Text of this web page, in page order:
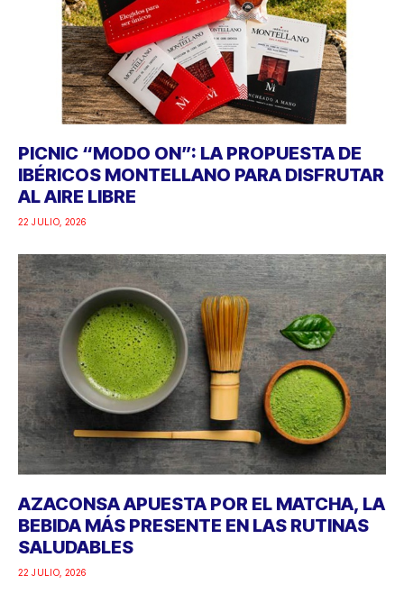
PICNIC “MODO ON”: LA PROPUESTA DE
IBÉRICOS MONTELLANO PARA DISFRUTAR
AL AIRE LIBRE
22 JULIO, 2026
AZACONSA APUESTA POR EL MATCHA, LA
BEBIDA MÁS PRESENTE EN LAS RUTINAS
SALUDABLES
22 JULIO, 2026